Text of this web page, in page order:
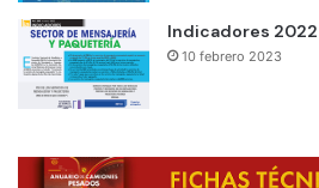
Indicadores 2022
10 febrero 2023